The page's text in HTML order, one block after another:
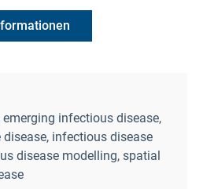
infectious disease,
infectious disease
disease modelling, spatial